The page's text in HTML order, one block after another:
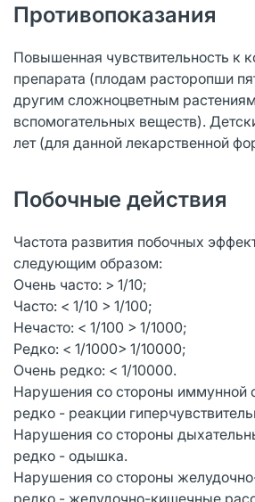
Противопоказания
Повышенная чувствительность к
препарата (плодам расторопши
другим сложноцветным
вспомогательных веществ).
лет (для данной лекарственной
Побочные действия
Частота развития побочных
следующим образом:
Очень часто: > 1/10;
Часто: < 1/10 > 1/100;
Нечасто: < 1/100 > 1/1000;
Редко: < 1/1000> 1/10000;
Очень редко: < 1/10000.
Нарушения со стороны иммунной
редко - реакции
Нарушения со стороны
редко - одышка.
Нарушения со стороны
редко - желудочно-кишечные